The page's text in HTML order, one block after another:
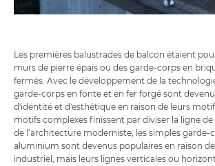
Les premières balustrades de balcon étaient
murs de pierre épais ou des garde-corps en
fermés. Avec le développement de la
garde-corps en fonte et en fer forgé sont
d'identité et d'esthétique en raison de leurs
motifs complexes finissent par diviser la ligne de
de l’architecture moderniste, les simples garde-
aluminium sont devenus populaires en raison
industriel, mais leurs lignes verticales ou